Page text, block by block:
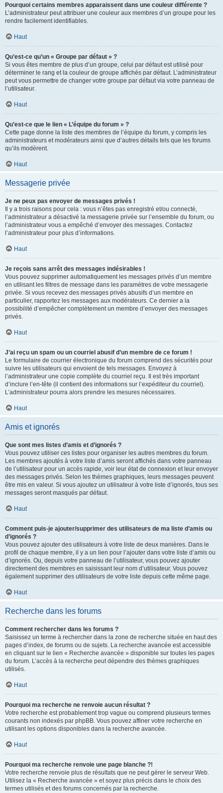
Pourquoi certains membres apparaissent dans une couleur différente ?
L’administrateur peut attribuer une couleur aux membres d’un groupe pour les
rendre facilement identifiables.
Haut
Qu’est-ce qu’un « Groupe par défaut » ?
Si vous êtes membre de plus d’un groupe, celui par défaut est utilisé pour
déterminer le rang et la couleur de groupe affichés par défaut. L’administrateur
peut vous permettre de changer votre groupe par défaut via votre panneau de
l’utilisateur.
Haut
Qu’est-ce que le lien « L’équipe du forum » ?
Cette page donne la liste des membres de l’équipe du forum, y compris les
administrateurs et modérateurs ainsi que d’autres détails tels que les forums
qu’ils modèrent.
Haut
Messagerie privée
Je ne peux pas envoyer de messages privés !
Il y a trois raisons pour cela : vous n’êtes pas enregistré et/ou connecté,
l’administrateur a désactivé la messagerie privée sur l’ensemble du forum, ou
l’administrateur vous a empêché d’envoyer des messages. Contactez
l’administrateur pour plus d’informations.
Haut
Je reçois sans arrêt des messages indésirables !
Vous pouvez supprimer automatiquement les messages privés d’un membre
en utilisant les filtres de message dans les paramètres de votre messagerie
privée. Si vous recevez des messages privés abusifs d’un membre en
particulier, rapportez les messages aux modérateurs. Ce dernier a la
possibilité d’empêcher complètement un membre d’envoyer des messages
privés.
Haut
J’ai reçu un spam ou un courriel abusif d’un membre de ce forum !
Le formulaire de courrier électronique du forum comprend des sécurités pour
suivre les utilisateurs qui envoient de tels messages. Envoyez à
l’administrateur une copie complète du courriel reçu. Il est très important
d’inclure l’en-tête (il contient des informations sur l’expéditeur du courriel).
L’administrateur pourra alors prendre les mesures nécessaires.
Haut
Amis et ignorés
Que sont mes listes d’amis et d’ignorés ?
Vous pouvez utiliser ces listes pour organiser les autres membres du forum.
Les membres ajoutés à votre liste d’amis seront affichés dans votre panneau
de l’utilisateur pour un accès rapide, voir leur état de connexion et leur envoyer
des messages privés. Selon les thèmes graphiques, leurs messages peuvent
être mis en valeur. Si vous ajoutez un utilisateur à votre liste d’ignorés, tous ses
messages seront masqués par défaut.
Haut
Comment puis-je ajouter/supprimer des utilisateurs de ma liste d’amis ou
d’ignorés ?
Vous pouvez ajouter des utilisateurs à votre liste de deux manières. Dans le
profil de chaque membre, il y a un lien pour l’ajouter dans votre liste d’amis ou
d’ignorés. Ou, depuis votre panneau de l’utilisateur, vous pouvez ajouter
directement des membres en saisissant leur nom d’utilisateur. Vous pouvez
également supprimer des utilisateurs de votre liste depuis cette même page.
Haut
Recherche dans les forums
Comment rechercher dans les forums ?
Saisissez un terme à rechercher dans la zone de recherche située en haut des
pages d’index, de forums ou de sujets. La recherche avancée est accessible
en cliquant sur le lien « Recherche avancée » disponible sur toutes les pages
du forum. L’accès à la recherche peut dépendre des thèmes graphiques
utilisés.
Haut
Pourquoi ma recherche ne renvoie aucun résultat ?
Votre recherche est probablement trop vague ou comprend plusieurs termes
courants non indexés par phpBB. Vous pouvez affiner votre recherche en
utilisant les options disponibles dans la recherche avancée.
Haut
Pourquoi ma recherche renvoie une page blanche ?!
Votre recherche renvoie plus de résultats que ne peut gérer le serveur Web.
Utilisez la « Recherche avancée » et soyez plus précis dans le choix des
termes utilisés et des forums concernés par la recherche.